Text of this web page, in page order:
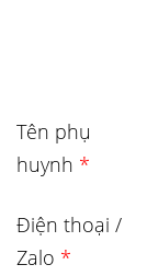
Tên phụ
huynh *
Điện thoại /
Zalo *